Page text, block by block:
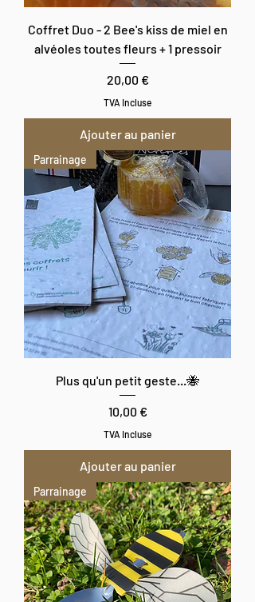
Coffret Duo - 2 Bee's kiss de miel en
alvéoles toutes fleurs + 1 pressoir
Prix
20,00 €
TVA Incluse
Ajouter au panier
Parrainage
Plus qu'un petit geste...🐝
Prix
10,00 €
TVA Incluse
Ajouter au panier
Parrainage